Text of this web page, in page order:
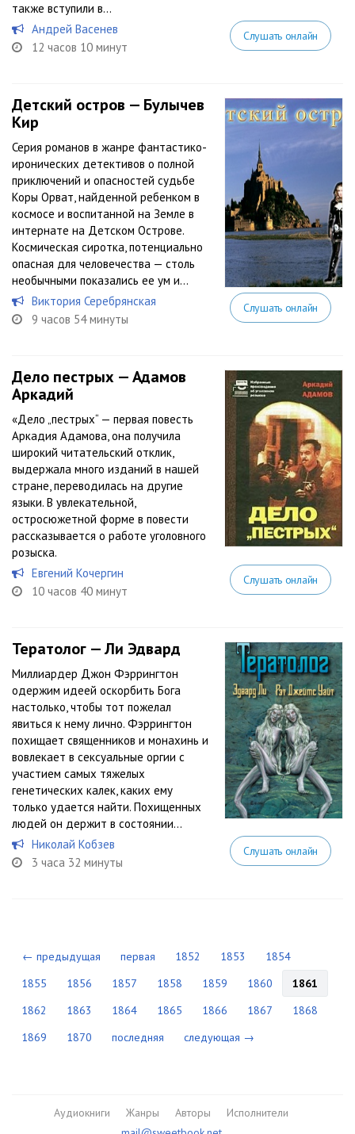
также вступили в...
Андрей Васенев
12 часов 10 минут
Слушать онлайн
Детский остров — Булычев
Кир
Серия романов в жанре фантастико-
иронических детективов о полной
приключений и опасностей судьбе
Коры Орват, найденной ребенком в
космосе и воспитанной на Земле в
интернате на Детском Острове.
Космическая сиротка, потенциально
опасная для человечества — столь
необычными показались ее ум и...
Виктория Серебрянская
9 часов 54 минуты
Слушать онлайн
Дело пестрых — Адамов
Аркадий
«Дело „пестрых“ — первая повесть
Аркадия Адамова, она получила
широкий читательский отклик,
выдержала много изданий в нашей
стране, переводилась на другие
языки. В увлекательной,
остросюжетной форме в повести
рассказывается о работе уголовного
розыска.
Евгений Кочергин
10 часов 40 минут
Слушать онлайн
Тератолог — Ли Эдвард
Миллиардер Джон Фэррингтон
одержим идеей оскорбить Бога
настолько, чтобы тот пожелал
явиться к нему лично. Фэррингтон
похищает священников и монахинь и
вовлекает в сексуальные оргии с
участием самых тяжелых
генетических калек, каких ему
только удается найти. Похищенных
людей он держит в состоянии...
Николай Кобзев
3 часа 32 минуты
Слушать онлайн
← предыдущая первая 1852 1853
1854
1855
1856 1857 1858 1859 1860
1861
1862
1863 1864 1865 1866 1867
1868
1869
1870 последняя следующая →
Аудиокниги Жанры Авторы
Исполнители